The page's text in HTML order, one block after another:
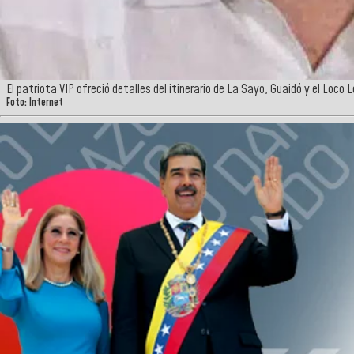
El patriota VIP ofreció detalles del itinerario de La Sayo, Guaidó y el Loco
Foto: Internet